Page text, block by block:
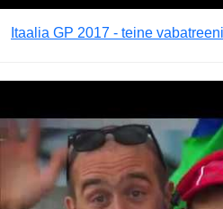
Itaalia GP 2017 - teine